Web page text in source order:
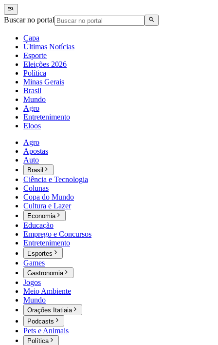
Buscar no portal
Capa
Últimas Notícias
Esporte
Eleições 2026
Política
Minas Gerais
Brasil
Mundo
Agro
Entretenimento
Eloos
Agro
Apostas
Auto
Brasil
Ciência e Tecnologia
Colunas
Copa do Mundo
Cultura e Lazer
Economia
Educação
Emprego e Concursos
Entretenimento
Esportes
Games
Gastronomia
Jogos
Meio Ambiente
Mundo
Orações Itatiaia
Podcasts
Pets e Animais
Política